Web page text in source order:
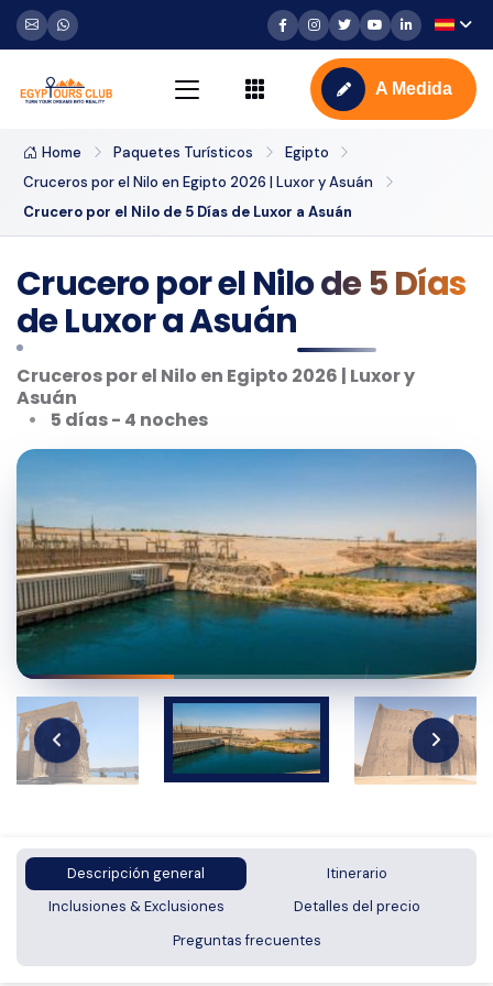
A Medida
Home Paquetes Turísticos
Egipto
Cruceros por el Nilo en Egipto 2026 | Luxor y Asuán
Crucero por el Nilo de 5 Días de Luxor a Asuán
Crucero por el Nilo de 5 Días
de Luxor a Asuán
Cruceros por el Nilo en Egipto 2026 | Luxor y
Asuán
5 días - 4 noches
Descripción general
Itinerario
Inclusiones & Exclusiones
Detalles del precio
Preguntas frecuentes